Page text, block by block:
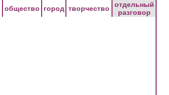
общество город творчество
отдельный
разговор